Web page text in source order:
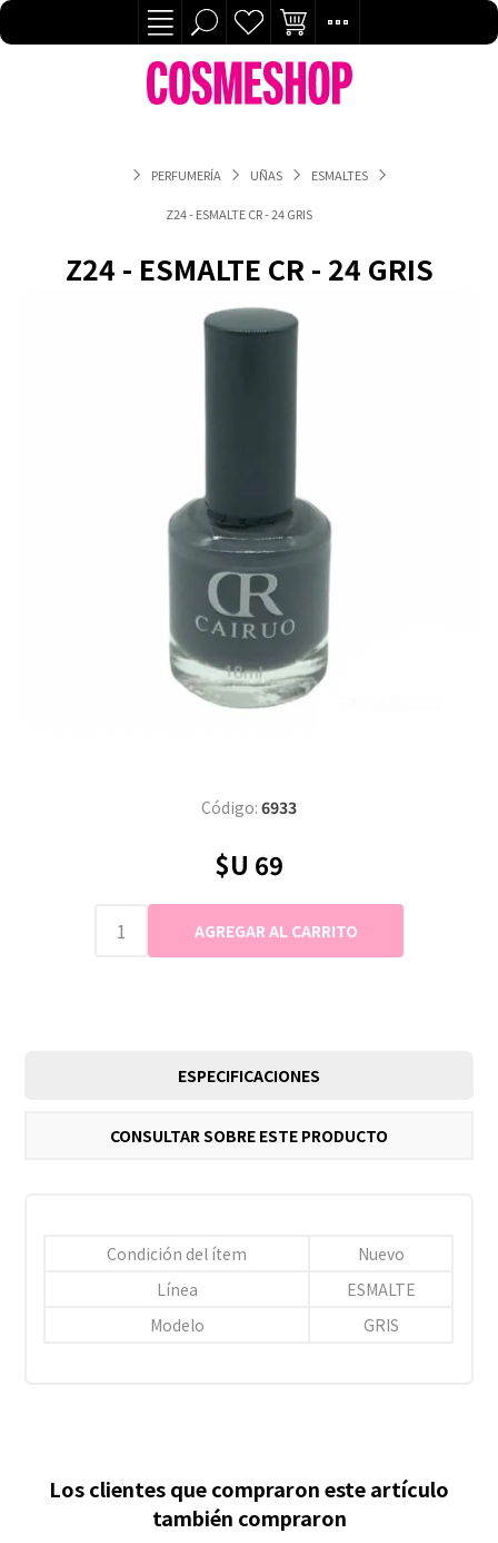
PERFUMERÍA UÑAS ESMALTES
Z24 - ESMALTE CR - 24 GRIS
Z24 - ESMALTE CR - 24 GRIS
Código: 6933
$U 69
ESPECIFICACIONES
CONSULTAR SOBRE ESTE PRODUCTO
Condición del ítem
Nuevo
Línea
ESMALTE
Modelo
GRIS
Los clientes que compraron este artículo
también compraron